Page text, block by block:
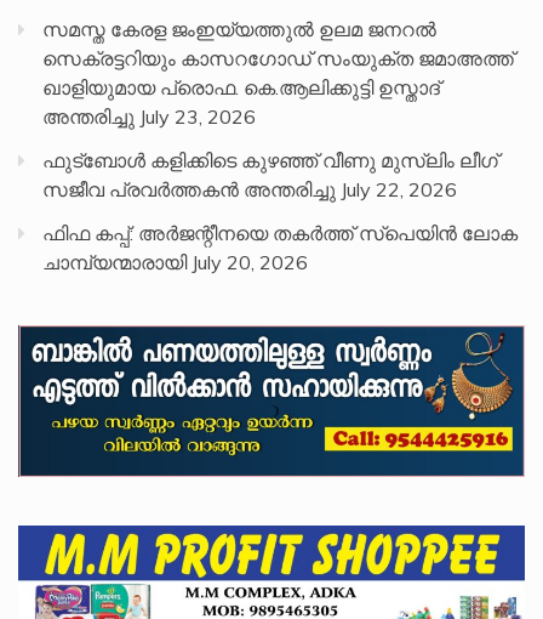
സമസ്ത കേരള ജംഇയ്യത്തുൽ ഉലമ ജനറൽ
സെക്രട്ടറിയും കാസറഗോഡ് സംയുക്ത ജമാഅത്ത്
ഖാളിയുമായ പ്രൊഫ. കെ.ആലിക്കുട്ടി ഉസ്താദ്
അന്തരിച്ചു July 23, 2026
ഫുട്ബോൾ കളിക്കിടെ കുഴഞ്ഞ് വീണു മുസ്ലിം ലീഗ്
സജീവ പ്രവർത്തകൻ അന്തരിച്ചു July 22, 2026
ഫിഫ കപ്പ്: അർജന്റീനയെ തകർത്ത് സ്പെയിൻ ലോക
ചാമ്പ്യന്മാരായി July 20, 2026